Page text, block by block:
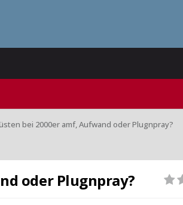
bei 2000er amf, Aufwand oder Plugnpray?
oder Plugnpray?